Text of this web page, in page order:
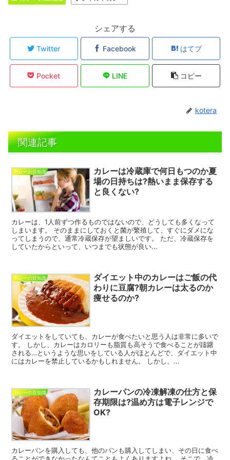
シェアする
Twitter Facebook はてブ
Pocket LINE コピー
kotera
関連記事
カレーの豆知識
カレーは冷蔵庫で何日もつのか夏
場の日持ちは?熱いまま保存する
と良くない?
カレーは、1人前ずつ作るものではないので、どうしても多くなって
しまいます。 そのままにしておくと菌が繁殖して、すぐにダメにな
ってしまうので、通常冷蔵保存が望ましいです。 ただ、冷蔵保存を
していたからといって、いつまでも状態が良い...
カレーの豆知識
ダイエット中のカレーはご飯の代
わりに豆腐?朝カレーは太るのか
痩せるのか?
ダイエットをしていても、カレーが食べたいと思う人は非常に多いで
す。 しかし、カレーはカロリーも脂質も高そうで食べることが躊躇
される…というような思いをしている人がほとんどで、ダイエット中
にはカレーを禁止しているかもしれません。 しかし、...
カレーの豆知識
カレーパンの冷凍解凍の仕方と保
存期限は?温め方は電子レンジで
OK?
カレーパンを購入しても、他のパンも購入してしまい、その日に食べ